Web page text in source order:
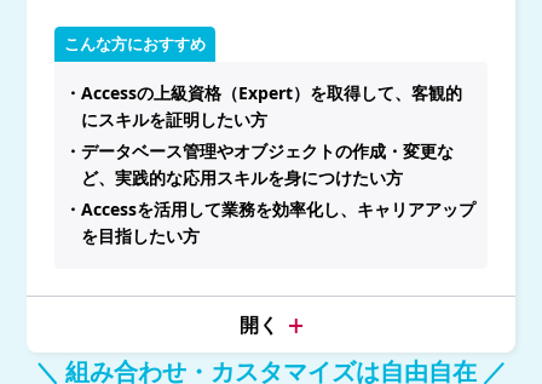
こんな方におすすめ
・Accessの上級資格（Expert）を取得して、客観的
にスキルを証明したい方
・データベース管理やオブジェクトの作成・変更な
ど、実践的な応用スキルを身につけたい方
・Accessを活用して業務を効率化し、キャリアアップ
を目指したい方
＼ 組み合わせ・カスタマイズは自由自在 ／